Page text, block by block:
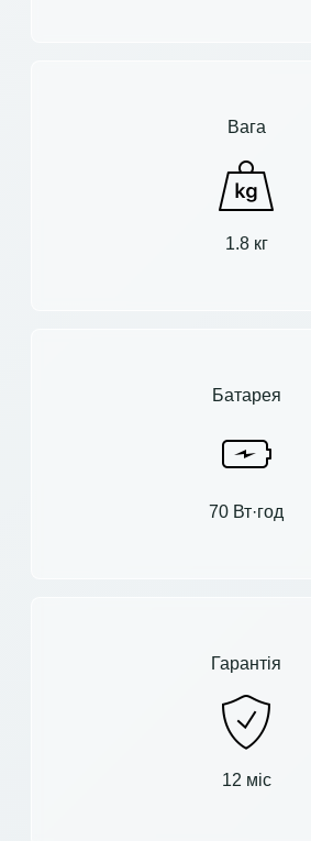
Вага
1.8 кг
Батарея
70 Вт·год
Гарантія
12 міс